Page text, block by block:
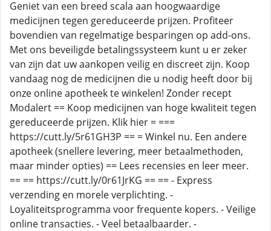
Geniet van een breed scala aan hoogwaardige
medicijnen tegen gereduceerde prijzen. Profiteer
bovendien van regelmatige besparingen op add-ons.
Met ons beveiligde betalingssysteem kunt u er zeker
van zijn dat uw aankopen veilig en discreet zijn. Koop
vandaag nog de medicijnen die u nodig heeft door bij
onze online apotheek te winkelen! Zonder recept
Modalert == Koop medicijnen van hoge kwaliteit tegen
gereduceerde prijzen. Klik hier = ===
https://cutt.ly/5r61GH3P == = Winkel nu. Een andere
apotheek (snellere levering, meer betaalmethoden,
maar minder opties) == Lees recensies en leer meer.
== == https://cutt.ly/0r61JrKG == == - Express
verzending en morele verplichting. -
Loyaliteitsprogramma voor frequente kopers. - Veilige
online transacties. - Veel betaalbaarder. -